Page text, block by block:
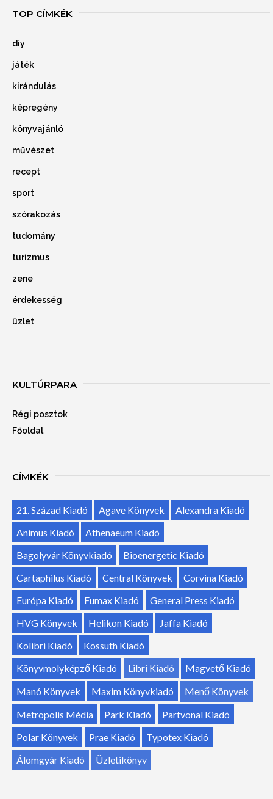
TOP CÍMKÉK
diy
játék
kirándulás
képregény
könyvajánló
művészet
recept
sport
szórakozás
tudomány
turizmus
zene
érdekesség
üzlet
KULTÚRPARA
Régi posztok
Főoldal
CÍMKÉK
21. Század Kiadó Agave Könyvek
Alexandra Kiadó
Animus Kiadó
Athenaeum Kiadó
Bagolyvár Könyvkiadó
Bioenergetic Kiadó
Cartaphilus Kiadó
Central Könyvek
Corvina Kiadó
Európa Kiadó
Fumax Kiadó
General Press Kiadó
HVG Könyvek
Helikon Kiadó
Jaffa Kiadó
Kolibri Kiadó
Kossuth Kiadó
Könyvmolyképző Kiadó
Libri Kiadó
Magvető Kiadó
Manó Könyvek
Maxim Könyvkiadó
Menő Könyvek
Metropolis Média
Park Kiadó
Partvonal Kiadó
Polar Könyvek
Prae Kiadó
Typotex Kiadó
Álomgyár Kiadó
Üzletikönyv